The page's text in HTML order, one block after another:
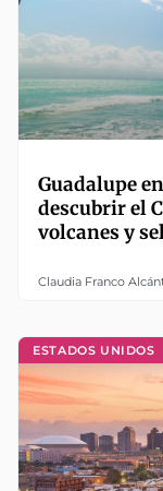
Guadalupe
descubrir el
volcanes y
Claudia Franco
ESTADOS UNIDOS